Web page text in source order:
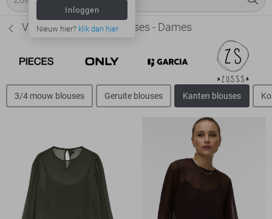
Inloggen
Nieuw hier? klik dan hier
Vero Moda Kanten blouses - Dames
3/4 mouw blouses Geruite blouses Kanten blouses